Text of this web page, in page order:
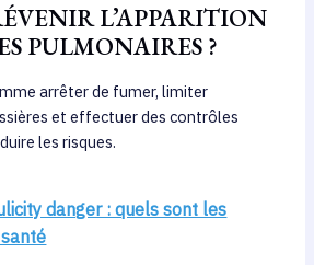
L’APPARITION
PULMONAIRES ?
arrêter de fumer, limiter
et effectuer des contrôles
les risques.
danger : quels sont les